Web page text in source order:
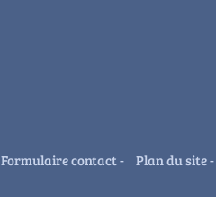
Formulaire contact- Plan du site-